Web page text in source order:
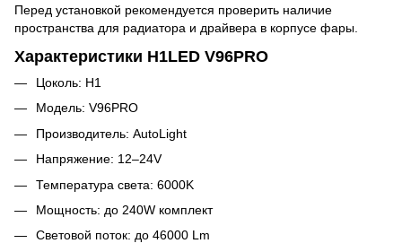
Перед установкой рекомендуется проверить наличие
пространства для радиатора и драйвера в корпусе фары.
Характеристики H1LED V96PRO
Цоколь: H1
Модель: V96PRO
Производитель: AutoLight
Напряжение: 12–24V
Температура света: 6000K
Мощность: до 240W комплект
Световой поток: до 46000 Lm